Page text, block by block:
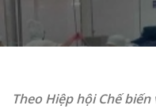
Theo Hiệp hội Chế